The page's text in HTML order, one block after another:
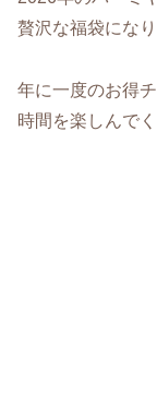
贅沢な福袋になり
年に一度のお得
時間を楽しんで